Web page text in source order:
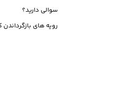
سوالی دارید؟
رویه های بازگرداندن